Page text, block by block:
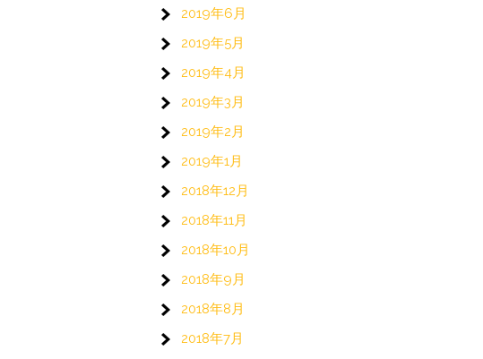
2019年6月
2019年5月
2019年4月
2019年3月
2019年2月
2019年1月
2018年12月
2018年11月
2018年10月
2018年9月
2018年8月
2018年7月